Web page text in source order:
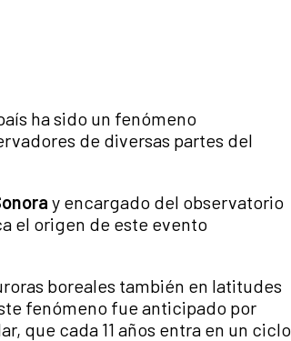
ha sido un fenómeno
de diversas partes del
y encargado del observatorio
el origen de este evento
boreales también en latitudes
fenómeno fue anticipado por
que cada 11 años entra en un ciclo